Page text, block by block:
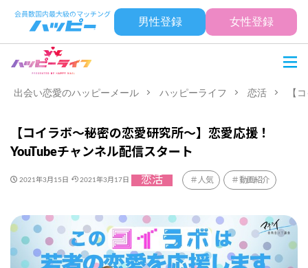
男性登録 女性登録
出会い恋愛のハッピーメール ハッピーライフ 恋活 【
【コイラボ～秘密の恋愛研究所～】恋愛応援！
YouTubeチャンネル配信スタート
2021年3月15日 2021年3月17日 恋活 人気 動画紹介